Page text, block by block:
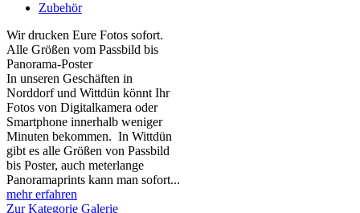
Zubehör
Wir drucken Eure Fotos sofort.
Alle Größen vom Passbild bis
Panorama-Poster
In unseren Geschäften in
Norddorf und Wittdün könnt Ihr
Fotos von Digitalkamera oder
Smartphone innerhalb weniger
Minuten bekommen. In Wittdün
gibt es alle Größen von Passbild
bis Poster, auch meterlange
Panoramaprints kann man sofort...
mehr erfahren
Zur Kategorie Galerie